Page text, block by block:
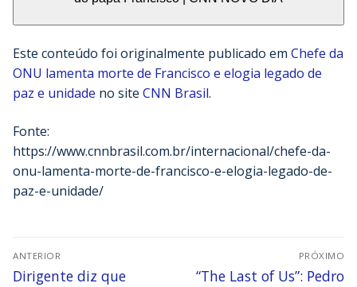
Este conteúdo foi originalmente publicado em Chefe da
ONU lamenta morte de Francisco e elogia legado de
paz e unidade no site CNN Brasil.
Fonte:
https://www.cnnbrasil.com.br/internacional/chefe-da-
onu-lamenta-morte-de-francisco-e-elogia-legado-de-
paz-e-unidade/
ANTERIOR
Dirigente diz que
PRÓXIMO
“The Last of Us”: Pedro